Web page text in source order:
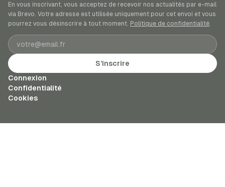
En vous inscrivant, vous acceptez de recevoir nos actualités par e-mail
via Brevo. Votre adresse est utilisée uniquement pour cet envoi et vous
pourrez vous désinscrire à tout moment. Politique de confidentialité.
Adresse e-mail
S’inscrire
Connexion
Confidentialité
Cookies